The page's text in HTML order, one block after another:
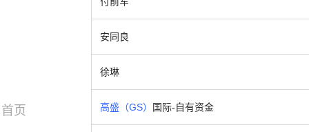
首页
安同良
徐琳
高盛（GS） 国际-自有资金